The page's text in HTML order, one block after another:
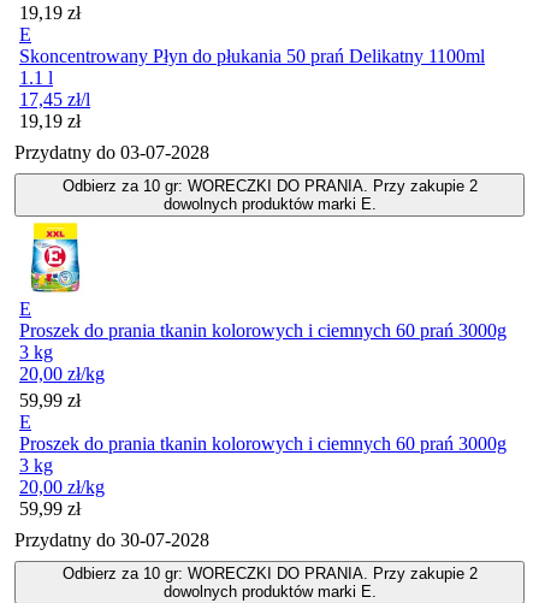
Cena
19,19 zł
E
Skoncentrowany Płyn do płukania 50 prań Delikatny 1100ml
1.1 l
17,45 zł/l
Cena
19,19 zł
Przydatny do 03-07-2028
Odbierz za 10 gr: WORECZKI DO PRANIA. Przy zakupie 2
dowolnych produktów marki E.
E
Proszek do prania tkanin kolorowych i ciemnych 60 prań 3000g
3 kg
20,00 zł/kg
Cena
59,99 zł
E
Proszek do prania tkanin kolorowych i ciemnych 60 prań 3000g
3 kg
20,00 zł/kg
Cena
59,99 zł
Przydatny do 30-07-2028
Odbierz za 10 gr: WORECZKI DO PRANIA. Przy zakupie 2
dowolnych produktów marki E.